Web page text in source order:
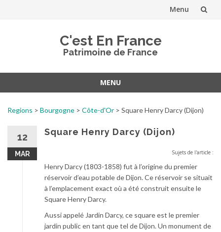
Menu
C'est En France
Patrimoine de France
MENU
Regions > Bourgogne > Côte-d'Or > Square Henry Darcy (Dijon)
12
MAR
Square Henry Darcy (Dijon)
Sujets de l'article :
Henry Darcy (1803-1858) fut à l’origine du premier
réservoir d’eau potable de Dijon. Ce réservoir se situait
à l’emplacement exact où a été construit ensuite le
Square Henry Darcy.
Aussi appelé Jardin Darcy, ce square est le premier
jardin public en tant que tel de Dijon. Un monument de